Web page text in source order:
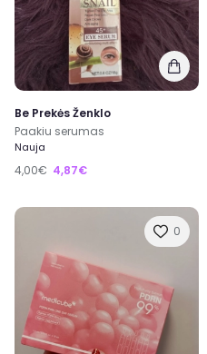
Be Prekės Ženklo
Paakiu serumas
Nauja
4,00€ 4,87€
0